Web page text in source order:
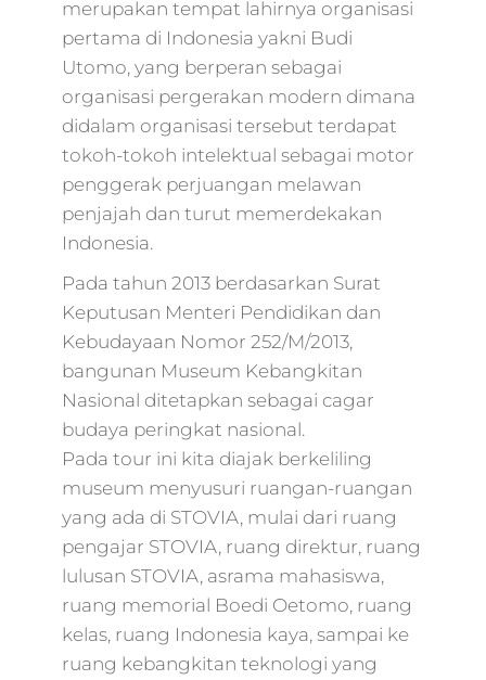
merupakan tempat lahirnya organisasi
pertama di Indonesia yakni Budi
Utomo, yang berperan sebagai
organisasi pergerakan modern dimana
didalam organisasi tersebut terdapat
tokoh-tokoh intelektual sebagai motor
penggerak perjuangan melawan
penjajah dan turut memerdekakan
Indonesia.
Pada tahun 2013 berdasarkan Surat
Keputusan Menteri Pendidikan dan
Kebudayaan Nomor 252/M/2013,
bangunan Museum Kebangkitan
Nasional ditetapkan sebagai cagar
budaya peringkat nasional.
Pada tour ini kita diajak berkeliling
museum menyusuri ruangan-ruangan
yang ada di STOVIA, mulai dari ruang
pengajar STOVIA, ruang direktur, ruang
lulusan STOVIA, asrama mahasiswa,
ruang memorial Boedi Oetomo, ruang
kelas, ruang Indonesia kaya, sampai ke
ruang kebangkitan teknologi yang